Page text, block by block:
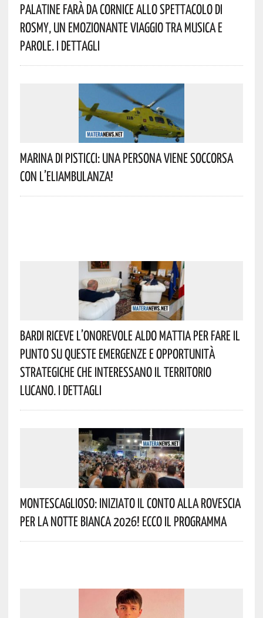
Palatine Farà Da Cornice Allo Spettacolo Di
Rosmy, Un Emozionante Viaggio Tra Musica E
Parole. I Dettagli
Marina Di Pisticci: Una Persona Viene Soccorsa
Con L’eliambulanza!
Bardi Riceve L’onorevole Aldo Mattia Per Fare Il
Punto Su Queste Emergenze E Opportunità
Strategiche Che Interessano Il Territorio
Lucano. I Dettagli
Montescaglioso: Iniziato Il Conto Alla Rovescia
Per La Notte Bianca 2026! Ecco Il Programma